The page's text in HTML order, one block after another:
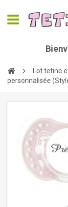
Lot tetine
personnalisée